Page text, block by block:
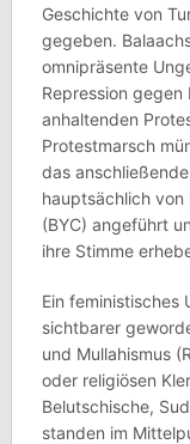
Geschichte von
gegeben.
omnipräsente
Repression
anhaltenden
Protestmarsch
das
hauptsächlich von
(BYC) angeführt
ihre Stimme
Ein feministisches
sichtbarer
und Mullahismus
oder religiösen
Belutschische,
standen im